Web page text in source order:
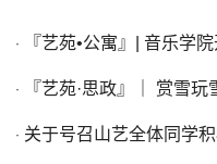
· 『艺苑•公寓』| 音乐学
· 『艺苑·思政』｜ 赏雪
· 关于号召山艺全体同学